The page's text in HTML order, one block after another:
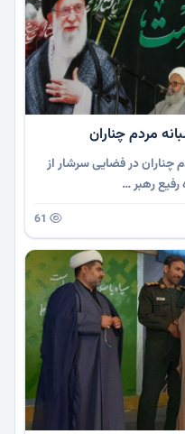
مردم چناران
چناران در فضایی سرشار از
رفیع رهبر …